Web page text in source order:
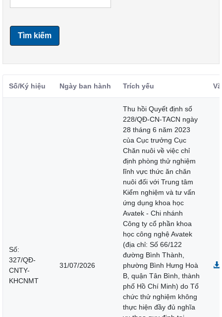
Tìm kiếm
Số/Ký hiệu Ngày ban hành Trích yếu
Số:
327/QĐ-
CNTY-
KHCNMT
31/07/2026
Thu hồi Quyết định số
228/QĐ-CN-TACN ngày
28 tháng 6 năm 2023
của Cục trưởng Cục
Chăn nuôi về việc chỉ
định phòng thử nghiệm
lĩnh vực thức ăn chăn
nuôi đối với Trung tâm
Kiểm nghiệm và tư vấn
ứng dụng khoa học
Avatek - Chi nhánh
Công ty cổ phần khoa
học công nghệ Avatek
(địa chỉ: Số 66/122
đường Bình Thành,
phường Bình Hưng Hoà
B, quận Tân Bình, thành
phố Hồ Chí Minh) do Tổ
chức thử nghiệm không
thực hiện đầy đủ nghĩa